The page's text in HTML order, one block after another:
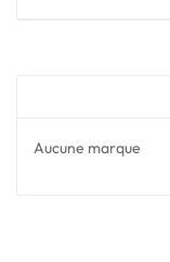
Aucune marque